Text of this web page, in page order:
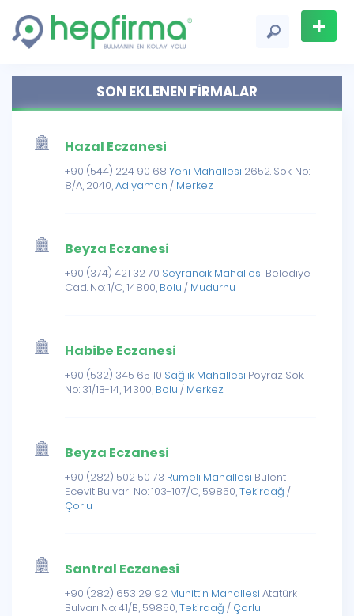
+
SON EKLENEN FİRMALAR
Hazal Eczanesi
+90 (544) 224 90 68 Yeni Mahallesi 2652. Sok. No:
8/A, 2040,Adıyaman / Merkez
Beyza Eczanesi
+90 (374) 421 32 70 Seyrancık Mahallesi Belediye
Cad. No: 1/C, 14800, Bolu / Mudurnu
Habibe Eczanesi
+90 (532) 345 65 10 Sağlık Mahallesi Poyraz Sok.
No: 31/1B-14, 14300, Bolu / Merkez
Beyza Eczanesi
+90 (282) 502 50 73 Rumeli Mahallesi Bülent
Ecevit Bulvarı No: 103-107/C, 59850,Tekirdağ /
Çorlu
Santral Eczanesi
+90 (282) 653 29 92 Muhittin Mahallesi Atatürk
Bulvarı No: 41/B, 59850,Tekirdağ / Çorlu